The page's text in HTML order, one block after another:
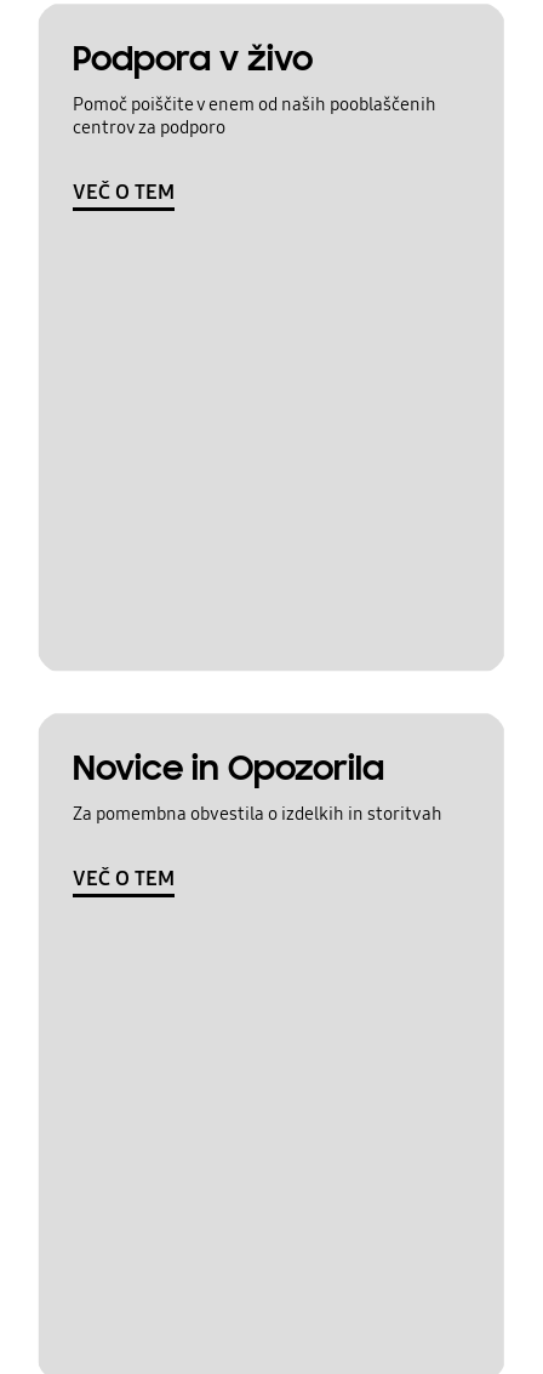
Podpora v živo
Pomoč poiščite v enem od naših pooblaščenih
centrov za podporo
VEČ O TEM
Novice in Opozorila
Za pomembna obvestila o izdelkih in storitvah
VEČ O TEM